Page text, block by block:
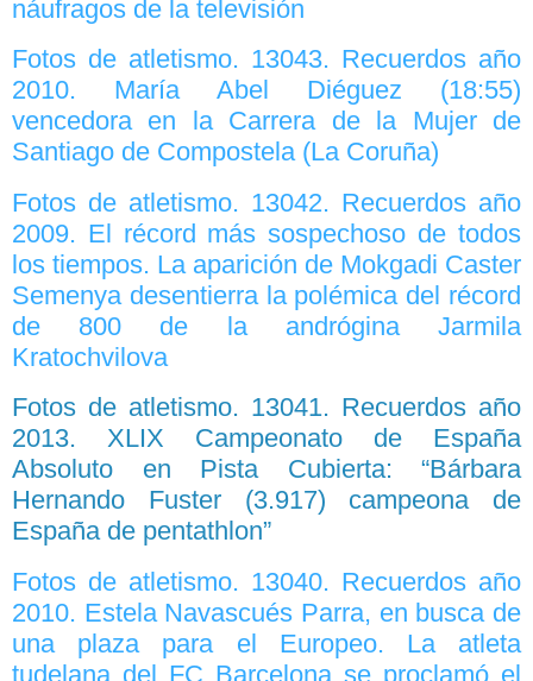
náufragos de la televisión
Fotos de atletismo. 13043. Recuerdos año
2010. María Abel Diéguez (18:55)
vencedora en la Carrera de la Mujer de
Santiago de Compostela (La Coruña)
Fotos de atletismo. 13042. Recuerdos año
2009. El récord más sospechoso de todos
los tiempos. La aparición de Mokgadi Caster
Semenya desentierra la polémica del récord
de 800 de la andrógina Jarmila
Kratochvilova
Fotos de atletismo. 13041. Recuerdos año
2013. XLIX Campeonato de España
Absoluto en Pista Cubierta: “Bárbara
Hernando Fuster (3.917) campeona de
España de pentathlon”
Fotos de atletismo. 13040. Recuerdos año
2010. Estela Navascués Parra, en busca de
una plaza para el Europeo. La atleta
tudelana del FC Barcelona se proclamó el